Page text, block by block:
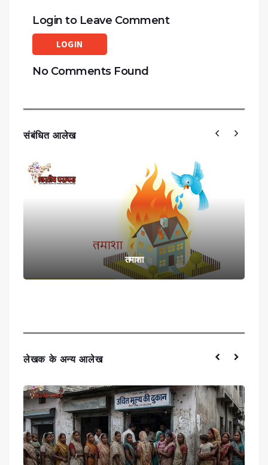
Login to Leave Comment
LOGIN
No Comments Found
संबंधित आलेख
तमाशा
लेखक के अन्य आलेख